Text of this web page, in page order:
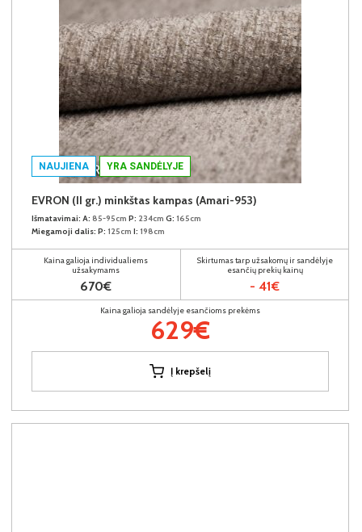
NAUJIENA YRA SANDĖLYJE
EVRON (II gr.) minkštas kampas (Amari-953)
Išmatavimai: A: 85-95cm P: 234cm G: 165cm
Miegamoji dalis: P: 125cm I: 198cm
Kaina galioja individualiems
užsakymams
670€
Skirtumas tarp užsakomų ir sandėlyje
esančių prekių kainų
- 41€
Kaina galioja sandėlyje esančioms prekėms
629€
Į krepšelį